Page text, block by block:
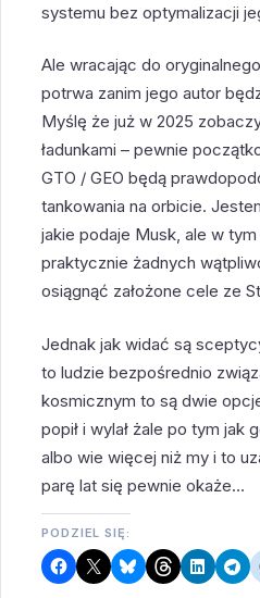
systemu bez optymalizacji
Ale wracając do
potrwa zanim jego autor
Myślę że już w 2025
ładunkami – pewnie
GTO / GEO będą
tankowania na orbicie.
jakie podaje Musk, ale w
praktycznie żadnych
osiągnąć założone cele ze
Jednak jak widać są
to ludzie bezpośrednio
kosmicznym to są dwie
popił i wylał żale po tym jak
albo wie więcej niż my i to
parę lat się pewnie okaże…
PODZIEL SIĘ: